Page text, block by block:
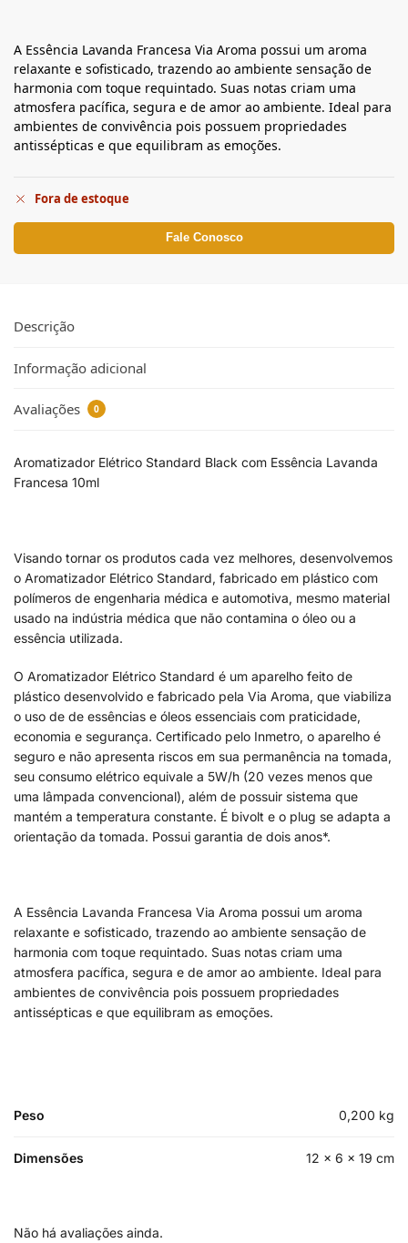
A Essência Lavanda Francesa Via Aroma possui um aroma
relaxante e sofisticado, trazendo ao ambiente sensação de
harmonia com toque requintado. Suas notas criam uma
atmosfera pacífica, segura e de amor ao ambiente. Ideal para
ambientes de convivência pois possuem propriedades
antissépticas e que equilibram as emoções.
Fora de estoque
Fale Conosco
Descrição
Informação adicional
Avaliações 0
Aromatizador Elétrico Standard Black com Essência Lavanda
Francesa 10ml
Visando tornar os produtos cada vez melhores, desenvolvemos
o Aromatizador Elétrico Standard, fabricado em plástico com
polímeros de engenharia médica e automotiva, mesmo material
usado na indústria médica que não contamina o óleo ou a
essência utilizada.
O Aromatizador Elétrico Standard é um aparelho feito de
plástico desenvolvido e fabricado pela Via Aroma, que viabiliza
o uso de de essências e óleos essenciais com praticidade,
economia e segurança. Certificado pelo Inmetro, o aparelho é
seguro e não apresenta riscos em sua permanência na tomada,
seu consumo elétrico equivale a 5W/h (20 vezes menos que
uma lâmpada convencional), além de possuir sistema que
mantém a temperatura constante. É bivolt e o plug se adapta a
orientação da tomada. Possui garantia de dois anos*.
A Essência Lavanda Francesa Via Aroma possui um aroma
relaxante e sofisticado, trazendo ao ambiente sensação de
harmonia com toque requintado. Suas notas criam uma
atmosfera pacífica, segura e de amor ao ambiente. Ideal para
ambientes de convivência pois possuem propriedades
antissépticas e que equilibram as emoções.
Peso 0,200 kg
Dimensões 12 × 6 × 19 cm
Não há avaliações ainda.